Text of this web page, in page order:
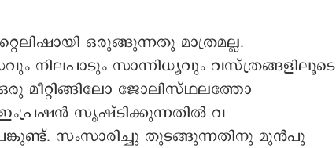
ഒരുങ്ങുന്നതു മാത്രമല്ല.
നിലപാടും സാന്നിധ്യവും വസ്ത്രങ്ങളിലൂടെ
മീറ്റിങ്ങിലോ ജോലിസ്ഥലത്തോ
സൃഷ്ടിക്കുന്നതിൽ വ
സംസാരിച്ചു തുടങ്ങുന്നതിനു മുൻപു